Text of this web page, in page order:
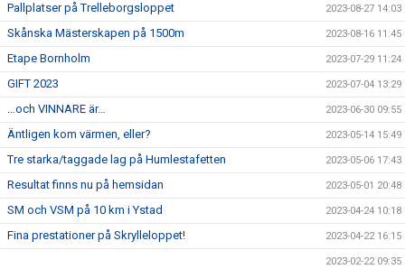
Pallplatser på Trelleborgsloppet 2023-08-27 14:03
Skånska Mästerskapen på 1500m 2023-08-16 11:45
Etape Bornholm 2023-07-29 11:24
GIFT 2023 2023-07-04 13:29
…och VINNARE är… 2023-06-30 09:55
Äntligen kom värmen, eller? 2023-05-14 15:49
Tre starka/taggade lag på Humlestafetten 2023-05-06 17:43
Resultat finns nu på hemsidan 2023-05-01 20:48
SM och VSM på 10 km i Ystad 2023-04-24 10:18
Fina prestationer på Skrylleloppet! 2023-04-22 16:15
2023-02-22 09:35